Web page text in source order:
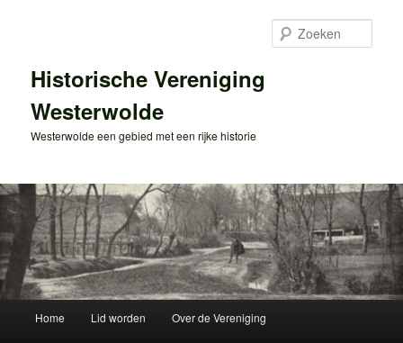
inhoudHistorische Vereniging
Westerwolde
Westerwolde een gebied met een rijke historie
Home Lid worden Over de Vereniging